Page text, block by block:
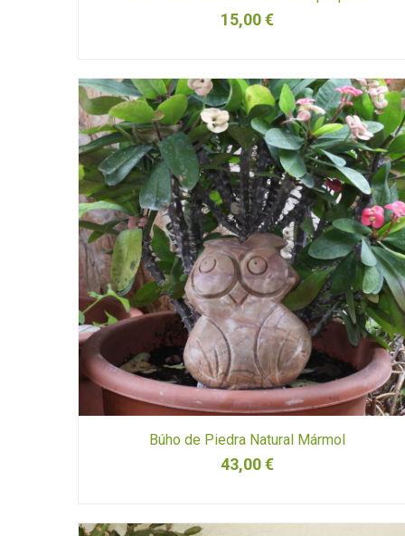
15,00€
Búho de Piedra Natural Mármol
43,00€